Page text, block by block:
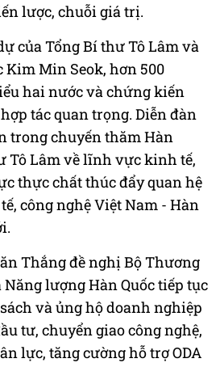
lược, chuỗi giá trị.
của Tổng Bí thư Tô Lâm và
Kim Min Seok, hơn 500
hai nước và chứng kiến
tác quan trọng. Diễn đàn
trong chuyến thăm Hàn
Tô Lâm về lĩnh vực kinh tế,
thực chất thúc đẩy quan hệ
công nghệ Việt Nam - Hàn
Thắng đề nghị Bộ Thương
lượng Hàn Quốc tiếp tục
và ủng hộ doanh nghiệp
tư, chuyển giao công nghệ,
lực, tăng cường hỗ trợ ODA